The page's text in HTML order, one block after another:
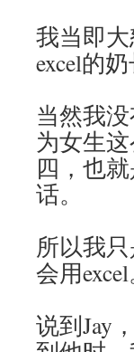
我当即
excel的
当然我
为女生
四，也
话。
所以我
会用excel
说到Jay